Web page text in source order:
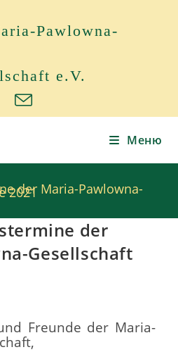
Pawlowna-
e.V.
Меню
der Maria-Pawlowna-
2021
der
Gesellschaft
Freunde der Maria-